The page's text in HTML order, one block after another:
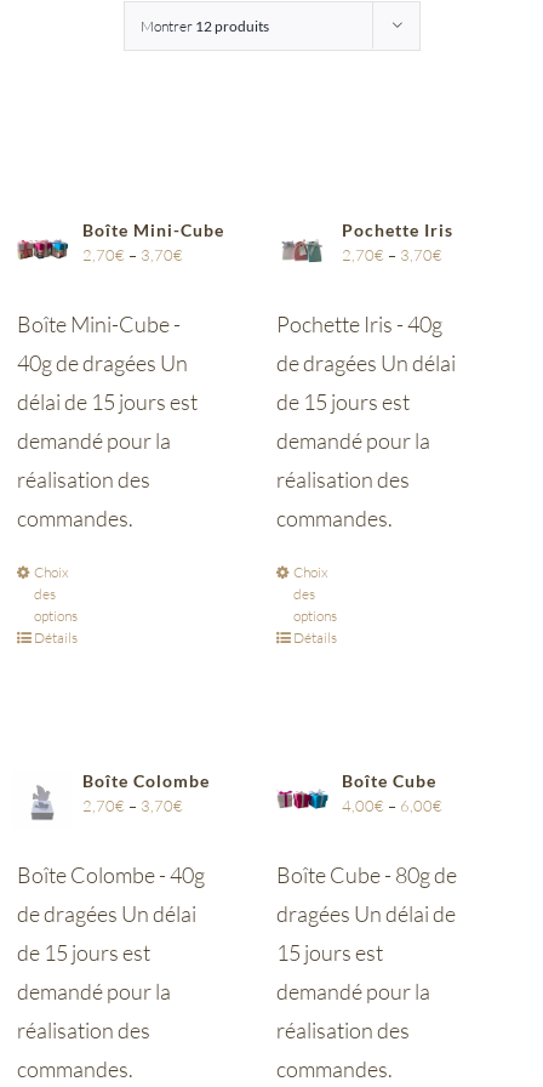
Montrer 12 produits
Boîte Mini-Cube
2,70€ – 3,70€
Boîte Mini-Cube -
40g de dragées Un
délai de 15 jours est
demandé pour la
réalisation des
commandes.
Choix
des
options
Détails
Pochette Iris
2,70€ – 3,70€
Pochette Iris - 40g
de dragées Un délai
de 15 jours est
demandé pour la
réalisation des
commandes.
Choix
des
options
Détails
Boîte Colombe
2,70€ – 3,70€
Boîte Colombe - 40g
de dragées Un délai
de 15 jours est
demandé pour la
réalisation des
commandes.
Boîte Cube
4,00€ – 6,00€
Boîte Cube - 80g de
dragées Un délai de
15 jours est
demandé pour la
réalisation des
commandes.